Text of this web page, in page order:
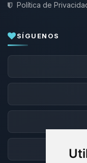
Política de
SÍGUENOS